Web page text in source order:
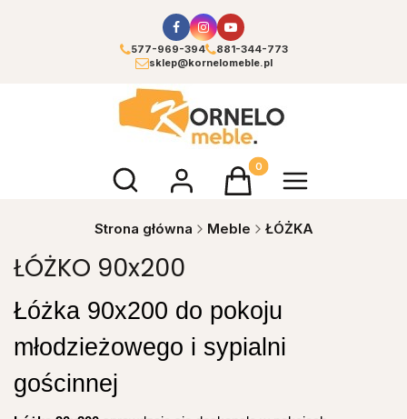
577-969-394
881-344-773
sklep@kornelomeble.pl
Otwórz wyszukiwarkęProdukty w koszyku: 0.
Strona główna Meble ŁÓŻKA
ŁÓŻKO 90x200
Łóżka 90x200 do pokoju
młodzieżowego i sypialni
gościnnej